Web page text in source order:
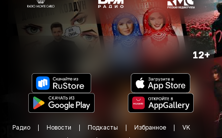
12+
Радио Новости Подкасты Избранное
VK